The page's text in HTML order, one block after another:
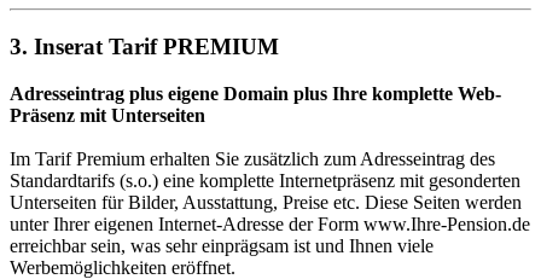
3. Inserat Tarif PREMIUM
Adresseintrag plus eigene Domain plus Ihre komplette Web-
Präsenz mit Unterseiten
Im Tarif Premium erhalten Sie zusätzlich zum Adresseintrag des
Standardtarifs (s.o.) eine komplette Internetpräsenz mit gesonderten
Unterseiten für Bilder, Ausstattung, Preise etc. Diese Seiten werden
unter Ihrer eigenen Internet-Adresse der Form www.Ihre-Pension.de
erreichbar sein, was sehr einprägsam ist und Ihnen viele
Werbemöglichkeiten eröffnet.